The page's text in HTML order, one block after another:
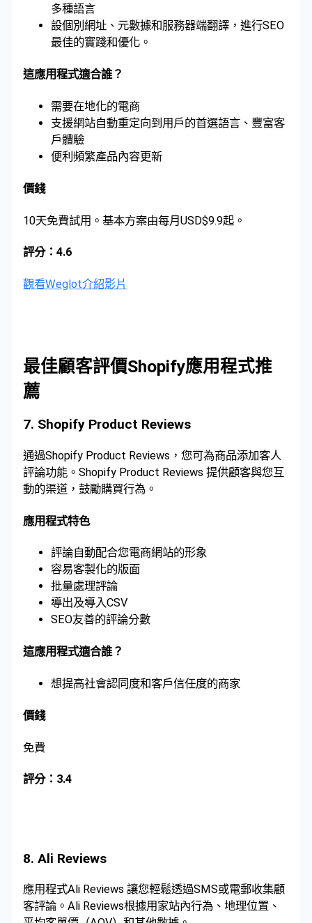
多種語言
設個別網址、元數據和服務器端翻譯，進行SEO
最佳的實踐和優化。
這應用程式適合誰？
需要在地化的電商
支援網站自動重定向到用戶的首選語言、豐富客
戶體驗
便利頻繁產品內容更新
價錢
10天免費試用。基本方案由每月USD$9.9起。
評分：4.6
觀看Weglot介紹影片
最佳顧客評價Shopify應用程式推
薦
7. Shopify Product Reviews
通過Shopify Product Reviews，您可為商品添加客人
評論功能。Shopify Product Reviews 提供顧客與您互
動的渠道，鼓勵購買行為。
應用程式特色
評論自動配合您電商網站的形象
容易客製化的版面
批量處理評論
導出及導入CSV
SEO友善的評論分數
這應用程式適合誰？
想提高社會認同度和客戶信任度的商家
價錢
免費
評分：3.4
8. Ali Reviews
應用程式Ali Reviews 讓您輕鬆透過SMS或電郵收集顧
客評論。Ali Reviews根據用家站內行為、地理位置、